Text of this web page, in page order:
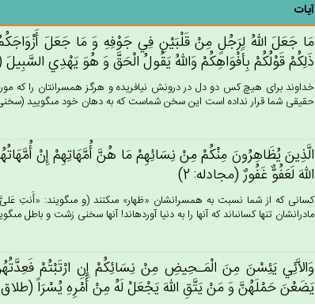
آیات
مَا جَعَل‌َ الله‌ُ لِرَجُل‌ٍ مِنْ‌ قَلْبَيْن‌ِ فِي‌ جَوْفِه‌ِ وَ مَا جَعَل‌َ
ذَلِكُم‌ْ قَوْلُكُمْ‌ بِأَفْوَاهِكُم‌ْ وَالله‌ُ يَقُول‌ُ الْحَق‌َّ وَ هُوَ يَهْدِي‌ السَّبِيل‌َ
خداوند براى هيچ كس دو دل در درونش نيافريده و هرگز همسرانتان را كه مورد
حقيقى شما قرار نداده است اين سخن شماست كه به دهان خود مى‏گوييد (سخنى
الَّذِين‌َ يُظَاهِرُون‌َ مِنْكُمْ‌ مِنْ‌ نِسَائِهِمْ‌ مَا هُن‌َّ أُمَّهَاتِهِم‌ْ إِن‌ْ
الله‌َ لَعَفُوٌّ غَفُورٌ (مجادله: 2)
كسانى كه از شما نسبت به همسرانشان «ظهار» مى‏كنند (و مى‏گويند: «أَنتِ
مادرانشان تنها كسانى‏اند كه آنها را به دنيا آورده‏اند! آنها سخنى زشت و باطل
وَالاَّئِي‌ يَئِسْن‌َ مِن‌َ الْمَـحِيض‌ِ مِنْ‌ نِسَائِكُم‌ْ إِنِ‌ ارْتَبْتُم‌ْ
يَضَعْن‌َ حَمْلَهُن‌َّ وَ مَنْ‌ يَتَّق‌ِ الله‌َ يَجْعَلْ‌ لَه‌ُ مِن‌ْ أَمْرِه‌ِ يُسْرَاً (طلاق: